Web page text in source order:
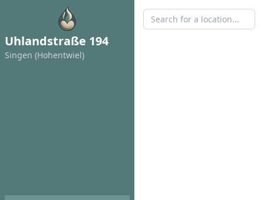
Uhlandstraße 194
Singen (Hohentwiel)